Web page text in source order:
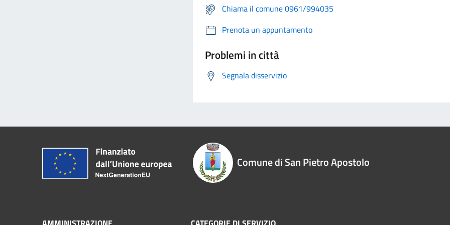
Chiama il comune 0961/994035
Prenota un appuntamento
Problemi in città
Segnala disservizio
Comune di San Pietro Apostolo